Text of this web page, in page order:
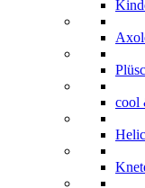
cool